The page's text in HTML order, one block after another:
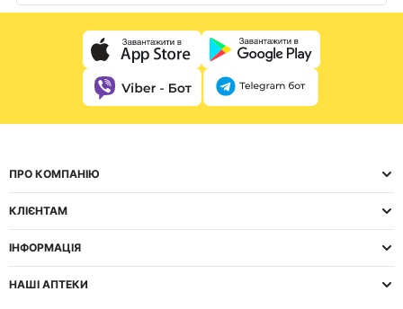
ПРО КОМПАНІЮ
КЛІЄНТАМ
ІНФОРМАЦІЯ
НАШІ АПТЕКИ